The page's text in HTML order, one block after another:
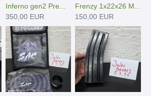
Inferno gen2 Pre...
350,00 EUR
Frenzy 1x22x26 M...
150,00 EUR